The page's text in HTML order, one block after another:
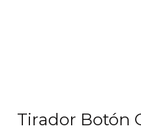
Tirador Botón